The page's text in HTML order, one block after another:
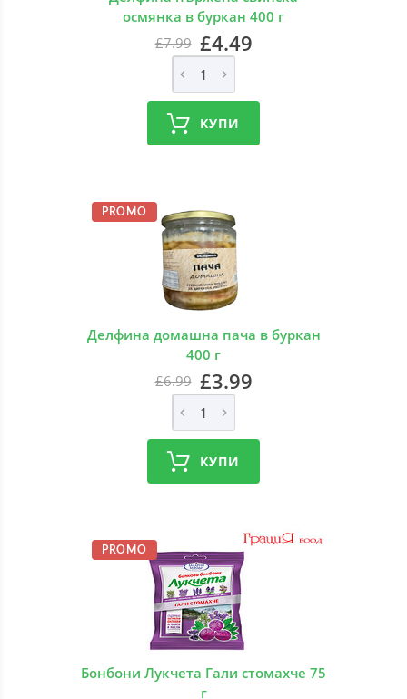
осмянка в буркан 400 г
£7.99 £4.49
КУПИ
PROMO
Делфина домашна пача в буркан
400 г
£6.99 £3.99
КУПИ
PROMO
Бонбони Лукчета Гали стомахче 75
г